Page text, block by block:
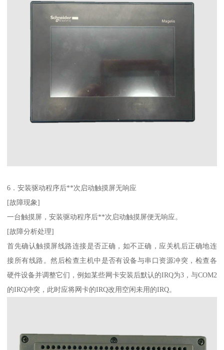
6．安装驱动程序后**次启动触摸屏无响应
[故障现象]
一台触摸屏，安装驱动程序后**次启动触摸屏便无响应。
[故障分析处理]
首先确认触摸屏线路连接是否正确，如不正确，应关机后正确地连
接所有线路。然后检查主机中是否有设备与串口资源冲突，检查各
硬件设备并调整它们，例如某些网卡安装后默认的IRQ为3，与COM2
的IRQ冲突，此时应将网卡的IRQ改用空闲未用的IRQ。